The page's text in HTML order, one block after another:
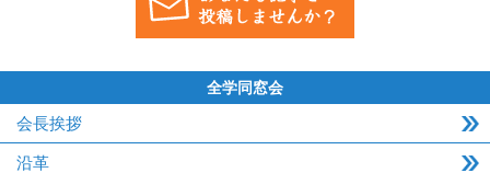
全学同窓会
会長挨拶
沿革